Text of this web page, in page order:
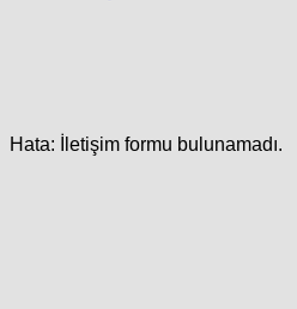
Hata: İletişim formu bulunamadı.